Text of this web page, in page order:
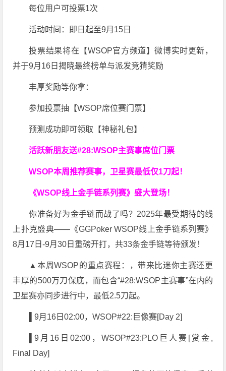
每位用户可投票1次
活动时间：即日起至9月15日
投票结果将在【WSOP官方频道】微博实时更新，
并于9月16日揭晓最终榜单与派发竞猜奖励
丰厚奖励等你拿：
参加投票抽【WSOP席位赛门票】
预测成功即可领取【神秘礼包】
活跃新朋友送#28:WSOP主赛事席位门票
WSOP本周推荐赛事，卫星赛最低仅1刀起！
《WSOP线上金手链系列赛》盛大登场！
你准备好为金手链而战了吗？2025年最受期待的线
上扑克盛典——《GGPoker WSOP线上金手链系列赛》
8月17日-9月30日重磅开打，共33条金手链等待颁发！
▲本周WSOP的重点赛程：，带来比迷你主赛还更
丰厚的500万刀保底，而包含“#28:WSOP主赛事”在内的
卫星赛亦同步进行中，最低2.5刀起。
▌9月16日02:00，WSOP#22:巨像赛[Day 2]
▌9月16日02:00，WSOP#23:PLO巨人赛[赏金,
Final Day]